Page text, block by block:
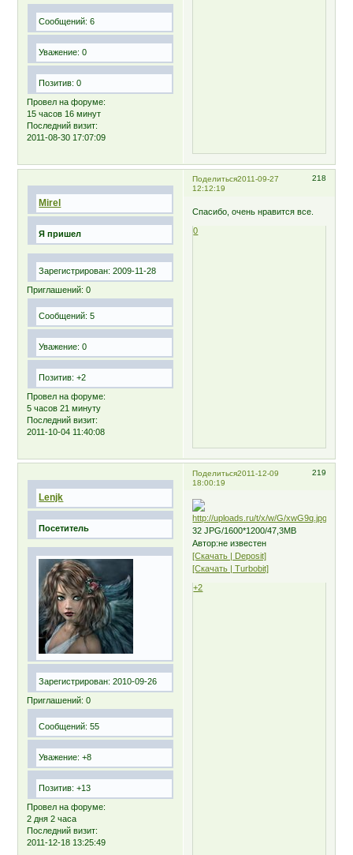
Сообщений: 6
Уважение: 0
Позитив: 0
Провел на форуме:
15 часов 16 минут
Последний визит:
2011-08-30 17:07:09
Поделиться 218
2011-09-27
12:12:19
Mirel
Я пришел
Зарегистрирован: 2009-11-28
Приглашений: 0
Сообщений: 5
Уважение: 0
Позитив: +2
Провел на форуме:
5 часов 21 минуту
Последний визит:
2011-10-04 11:40:08
Спасибо, очень нравится все.
0
Поделиться 219
2011-12-09
18:00:19
Lenjk
Посетитель
Зарегистрирован: 2010-09-26
Приглашений: 0
Сообщений: 55
Уважение: +8
Позитив: +13
Провел на форуме:
2 дня 2 часа
Последний визит:
2011-12-18 13:25:49
32 JPG/1600*1200/47,3MB
Автор:не известен
[Скачать | Deposit]
[Скачать | Turbobit]
+2